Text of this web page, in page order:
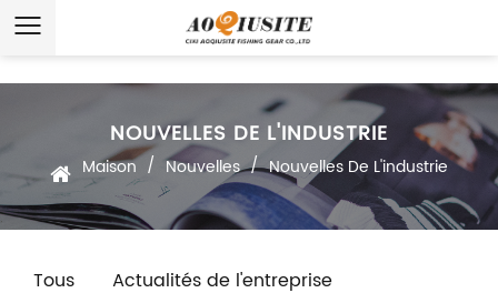
NOUVELLES DE L'INDUSTRIE
Maison / Nouvelles / Nouvelles De L'industrie
Tous
Actualités de l'entreprise